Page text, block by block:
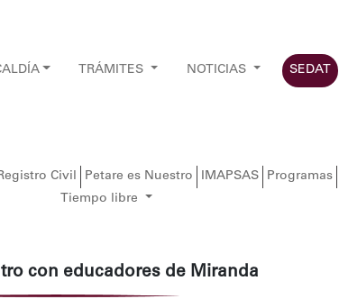
TRÁMITES NOTICIAS SEDAT
Civil Petare es Nuestro IMAPSAS Programas
Tiempo libre
con educadores de Miranda